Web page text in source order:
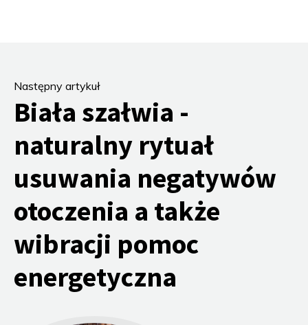
Następny artykuł
Biała szałwia -
naturalny rytuał
usuwania negatywów
otoczenia a także
wibracji pomoc
energetyczna